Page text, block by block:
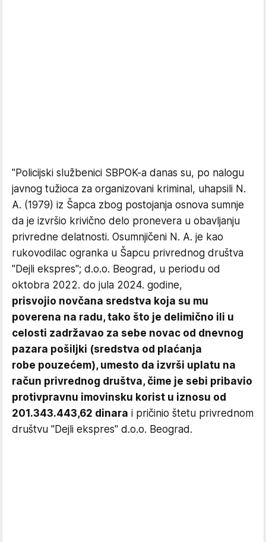
"Policijski službenici SBPOK-a danas su, po nalogu
javnog tužioca za organizovani kriminal, uhapsili N.
A. (1979) iz Šapca zbog postojanja osnova sumnje
da je izvršio krivično delo pronevera u obavljanju
privredne delatnosti. Osumnjičeni N. A. je kao
rukovodilac ogranka u Šapcu privrednog društva
"Dejli ekspres"; d.o.o. Beograd, u periodu od
oktobra 2022. do jula 2024. godine,
prisvojio novčana sredstva koja su mu
poverena na radu, tako što je delimično ili u
celosti zadržavao za sebe novac od dnevnog
pazara pošiljki (sredstva od plaćanja
robe pouzećem), umesto da izvrši uplatu na
račun privrednog društva, čime je sebi pribavio
protivpravnu imovinsku korist u iznosu od
201.343.443,62 dinara i pričinio štetu privrednom
društvu "Dejli ekspres" d.o.o. Beograd.